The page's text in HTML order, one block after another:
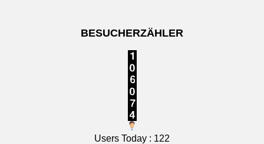
Abkühlung auf 14 bis 9 Grad.
Das Regionalwetter für Unterfranken: Überwiegend
sonnig. Nachts klar, Abkühlung auf 14 bis 9 Grad.
BESUCHERZÄHLER
Users Today : 122